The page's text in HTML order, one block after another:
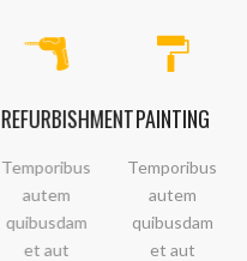
REFURBISHMENT
Temporibus
autem
quibusdam
et aut
PAINTING
Temporibus
autem
quibusdam
et aut